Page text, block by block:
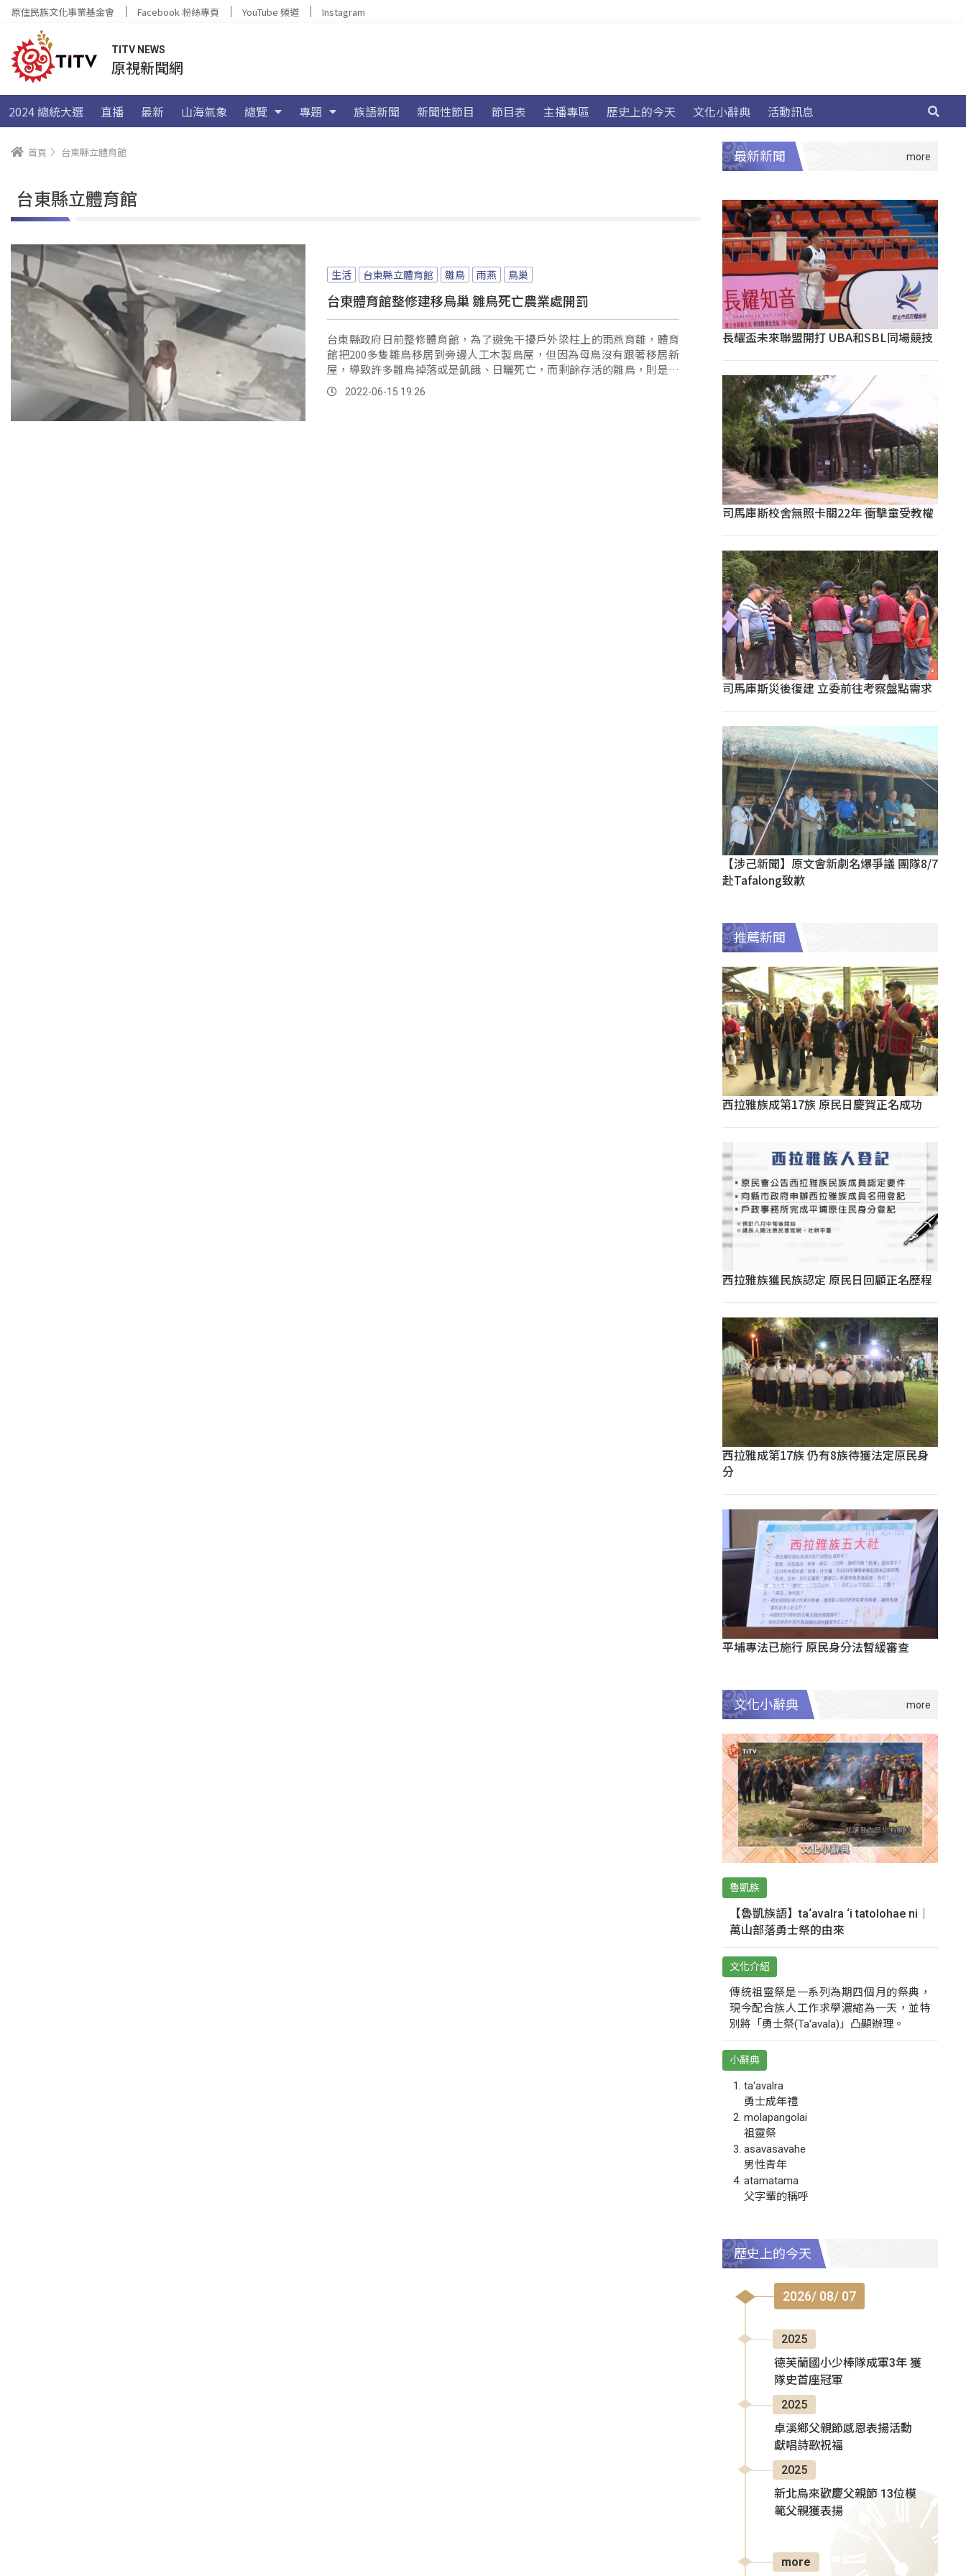
原住民族文化事業基金會 Facebook 粉絲專頁 YouTube 頻道 Instagram
TITV NEWS
原視新聞網
2024 總統大選 直播 最新 山海氣象 總覽 專題 族語新聞 新聞性節目 節目表 主播專區 歷史上的今天 文化小辭典 活動訊息
首頁 台東縣立體育館
台東縣立體育館
生活 台東縣立體育館 雛鳥 雨燕 鳥巢
台東體育館整修建移鳥巢 雛鳥死亡農業處開罰
台東縣政府日前整修體育館，為了避免干擾戶外梁柱上的雨燕育雛，體育
館把200多隻雛鳥移居到旁邊人工木製鳥屋，但因為母鳥沒有跟著移居新
屋，導致許多雛鳥掉落或是飢餓、日曬死亡，而剩餘存活的雛鳥，則是被
緊急送...。
2022-06-15 19:26
最新新聞
長耀盃未來聯盟開打 UBA和SBL同場競技
司馬庫斯校舍無照卡關22年 衝擊童受教權
司馬庫斯災後復建 立委前往考察盤點需求
【涉己新聞】原文會新劇名爆爭議 團隊8/7
赴Tafalong致歉
推薦新聞
西拉雅族成第17族 原民日慶賀正名成功
西拉雅族獲民族認定 原民日回顧正名歷程
西拉雅成第17族 仍有8族待獲法定原民身
分
平埔專法已施行 原民身分法暫緩審查
文化小辭典
魯凱族
【魯凱族語】ta‘avalra ‘i tatolohae ni｜
萬山部落勇士祭的由來
文化介紹
傳統祖靈祭是一系列為期四個月的祭典，
現今配合族人工作求學濃縮為一天，並特
別將「勇士祭(Ta‘avala)」凸顯辦理。
小辭典
ta‘avalra
勇士成年禮
molapangolai
祖靈祭
asavasavahe
男性青年
atamatama
父字輩的稱呼
歷史上的今天
2026/ 08/ 07
2025
德芙蘭國小少棒隊成軍3年 獲
隊史首座冠軍
2025
卓溪鄉父親節感恩表揚活動
獻唱詩歌祝福
2025
新北烏來歡慶父親節 13位模
範父親獲表揚
more